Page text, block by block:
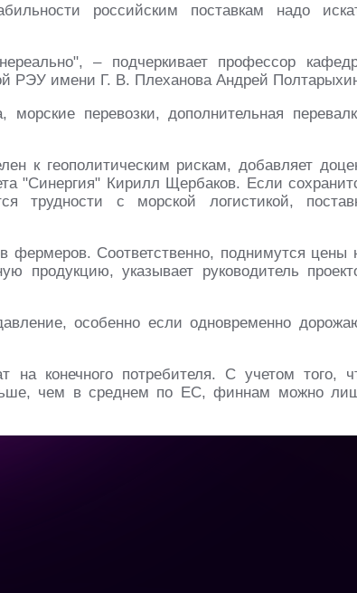
российским поставкам надо
– подчеркивает профессор
РЭУ имени Г. В. Плеханова Андрей
перевозки, дополнительная
к геополитическим рискам, добавляет
"Синергия" Кирилл Щербаков. Если
трудности с морской логистикой,
фермеров. Соответственно, поднимутся цены
продукцию, указывает руководитель
особенно если одновременно
на конечного потребителя. С учетом того,
чем в среднем по ЕС, финнам можно